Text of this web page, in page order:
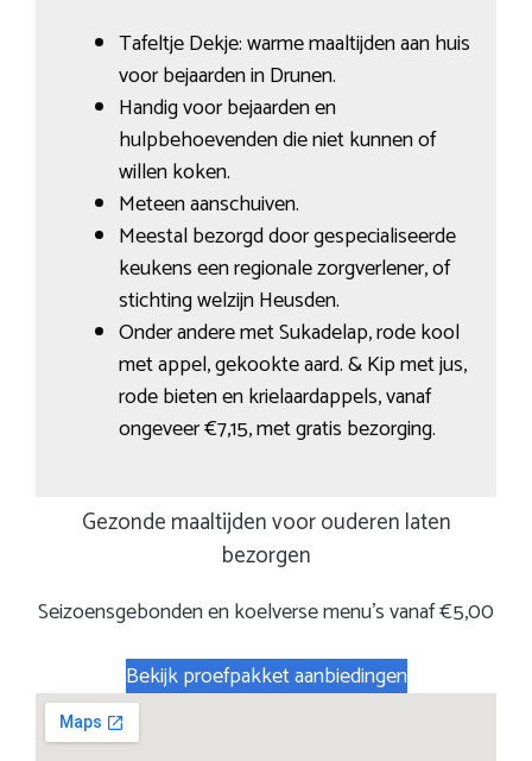
Tafeltje Dekje: warme maaltijden aan huis
voor bejaarden in Drunen.
Handig voor bejaarden en
hulpbehoevenden die niet kunnen of
willen koken.
Meteen aanschuiven.
Meestal bezorgd door gespecialiseerde
keukens een regionale zorgverlener, of
stichting welzijn Heusden.
Onder andere met Sukadelap, rode kool
met appel, gekookte aard. & Kip met jus,
rode bieten en krielaardappels, vanaf
ongeveer €7,15, met gratis bezorging.
Gezonde maaltijden voor ouderen laten
bezorgen
Seizoensgebonden en koelverse menu’s vanaf €5,00
Bekijk proefpakket aanbiedingen